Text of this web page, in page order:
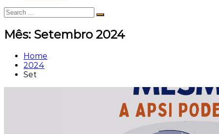
Search
for:
Search
Mês: Setembro 2024
Home
2024
Set